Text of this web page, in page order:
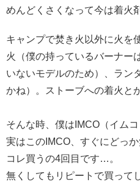
めんどくさくなって今は着火
キャンプで焚き火以外に火を
火（僕の持っているバーナー
いないモデルのため）、ラン
かね）。ストーブへの着火と
そんな時、僕はIMCO（イム
実はこのIMCO、すぐにどっ
コレ買うの4回目です…。
無くしてもリピートで買って